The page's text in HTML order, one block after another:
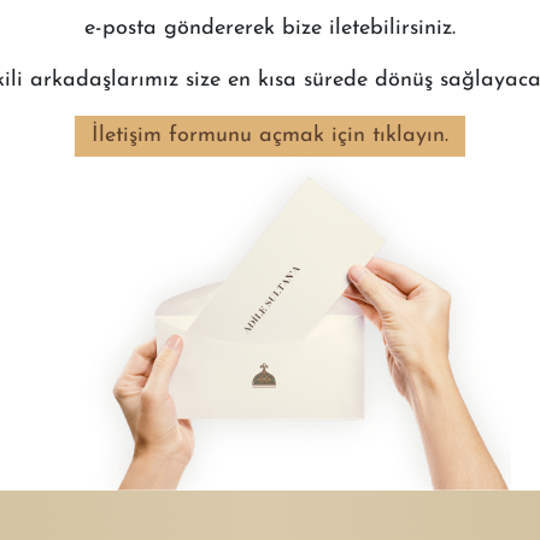
e-posta göndererek bize iletebilirsiniz.
arkadaşlarımız size en kısa sürede dönüş
İletişim formunu açmak için tıklayın.